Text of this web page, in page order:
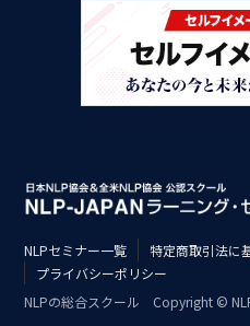
NLPセミナー一覧
特定商取引法に
プライバシーポリシー
NLPの総合スクール Copyright ©